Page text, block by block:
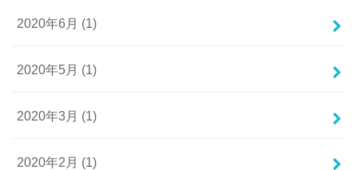
2020年6月 (1)
2020年5月 (1)
2020年3月 (1)
2020年2月 (1)